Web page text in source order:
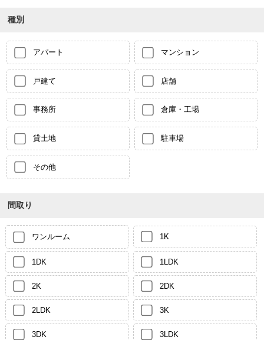
種別
アパート マンション
戸建て 店舗
事務所 倉庫・工場
貸土地 駐車場
その他
間取り
ワンルーム 1K
1DK 1LDK
2K 2DK
2LDK 3K
3DK 3LDK